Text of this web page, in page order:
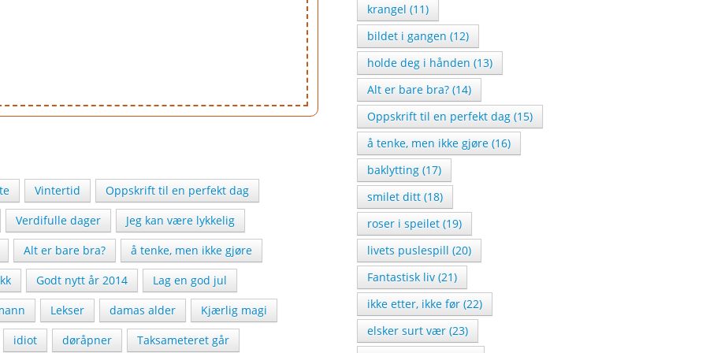
Vintertid
Oppskrift til en perfekt dag
Verdifulle dager
Jeg kan være lykkelig
Alt er bare bra?
å tenke, men ikke gjøre
Godt nytt år 2014
Lag en god jul
Lekser damas alder
Kjærlig magi
idiot
døråpner Taksameteret går
krangel (11)
bildet i gangen (12)
holde deg i hånden (13)
Alt er bare bra? (14)
Oppskrift til en perfekt dag (15)
å tenke, men ikke gjøre (16)
baklytting (17)
smilet ditt (18)
roser i speilet (19)
livets puslespill (20)
Fantastisk liv (21)
ikke etter, ikke før (22)
elsker surt vær (23)